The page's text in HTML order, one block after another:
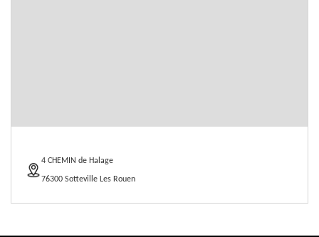
4 CHEMIN de Halage
76300 Sotteville Les Rouen